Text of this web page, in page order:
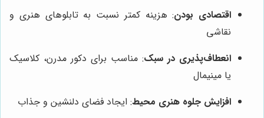
اقتصادی بودن: هزینه کمتر نسبت به تابلوهای هنری و
نقاشی
انعطاف‌پذیری در سبک: مناسب برای دکور مدرن، کلاسیک
یا مینیمال
افزایش جلوه هنری محیط: ایجاد فضای دلنشین و جذاب